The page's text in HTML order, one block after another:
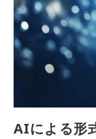
AIによる形